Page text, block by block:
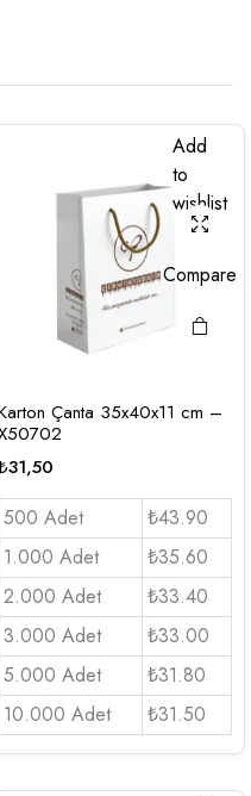
Add
to
wishlist
Compare
Çanta 35x40x11 cm –
31,50
500 Adet
₺43.90
1.000 Adet
₺35.60
2.000 Adet
₺33.40
3.000 Adet
₺33.00
5.000 Adet
₺31.80
10.000 Adet
₺31.50